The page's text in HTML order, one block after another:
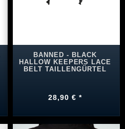
BANNED - BLACK
HALLOW KEEPERS LACE
BELT TAILLENGÜRTEL
28,90 € *